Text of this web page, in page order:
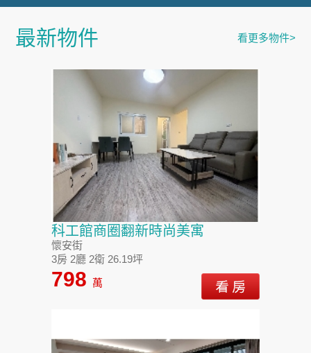
最新物件 看更多物件>
科工館商圈翻新時尚美寓
懷安街
3房 2廳 2衛 26.19坪
798 萬